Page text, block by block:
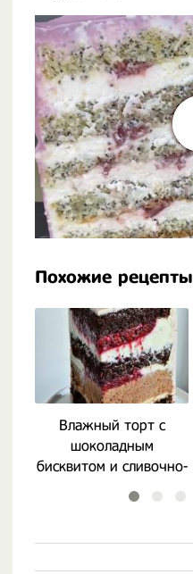
Похожие рецепты
Влажный торт с
шоколадным
бисквитом и сливочно-
творожныи кремом